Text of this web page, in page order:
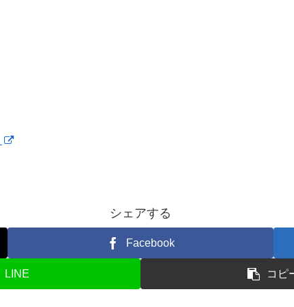
シェアする
Facebook
LINE コピ